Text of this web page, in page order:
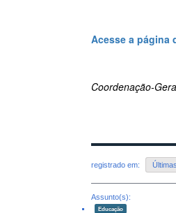
Acesse a página
Coordenação-
registrado em:
Assunto(s):
Educação